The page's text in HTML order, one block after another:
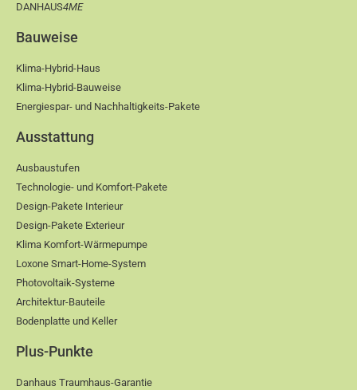
DANHAUS4ME
Bauweise
Klima-Hybrid-Haus
Klima-Hybrid-Bauweise
Energiespar- und Nachhaltigkeits-Pakete
Ausstattung
Ausbaustufen
Technologie- und Komfort-Pakete
Design-Pakete Interieur
Design-Pakete Exterieur
Klima Komfort-Wärmepumpe
Loxone Smart-Home-System
Photovoltaik-Systeme
Architektur-Bauteile
Bodenplatte und Keller
Plus-Punkte
Danhaus Traumhaus-Garantie